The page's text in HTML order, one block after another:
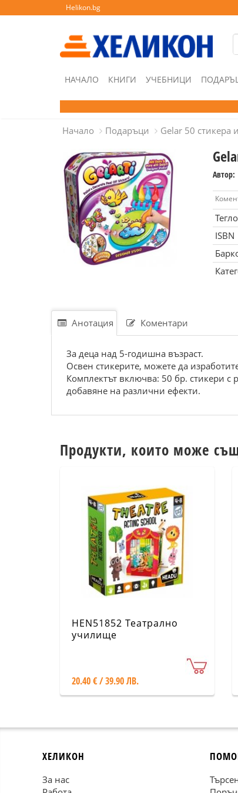
Helikon.bg
НАЧАЛО КНИГИ УЧЕБНИЦИ
Начало Подаръци Gelar 50 стикера
Автор:
Тегло
ISBN
Анотация Коментари
За деца над 5-годишна възраст.
Освен стикерите, можете да
Комплектът включва: 50 бр. стикери
добавяне на различни ефекти.
Продукти, които може
HEN51852 Театрално
училище
20.40 € / 39.90 ЛВ.
ХЕЛИКОН
За нас